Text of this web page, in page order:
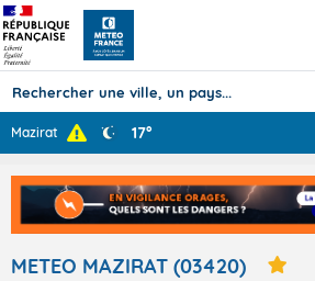
Prévisions
TOUS LES RÉSULTATS
Mazirat 17°
METEO MAZIRAT (03420)